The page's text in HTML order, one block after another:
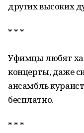
других высоких
* * *
Уфимцы любят
концерты, даже
ансамбль
бесплатно.
* * *